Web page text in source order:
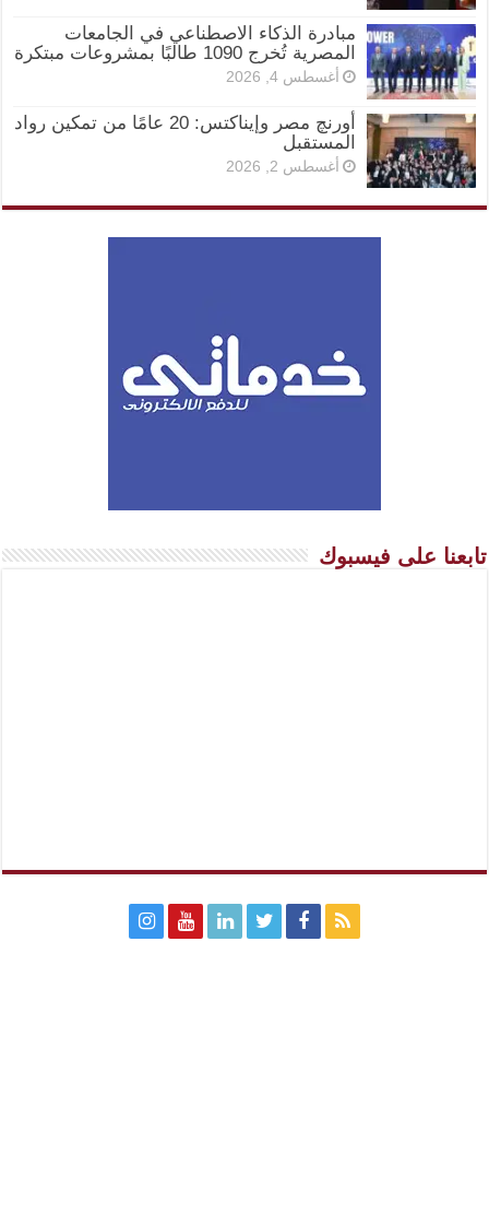
مبادرة الذكاء الاصطناعي في الجامعات
المصرية تُخرج 1090 طالبًا بمشروعات مبتكرة
أغسطس 4, 2026
أورنچ مصر وإيناكتس: 20 عامًا من تمكين رواد
المستقبل
أغسطس 2, 2026
تابعنا على فيسبوك